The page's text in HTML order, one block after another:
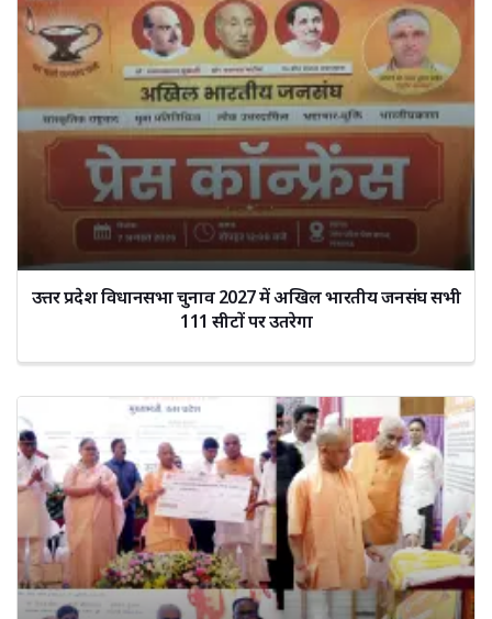
उत्तर प्रदेश विधानसभा चुनाव 2027 में अखिल भारतीय जनसंघ सभी
111 सीटों पर उतरेगा